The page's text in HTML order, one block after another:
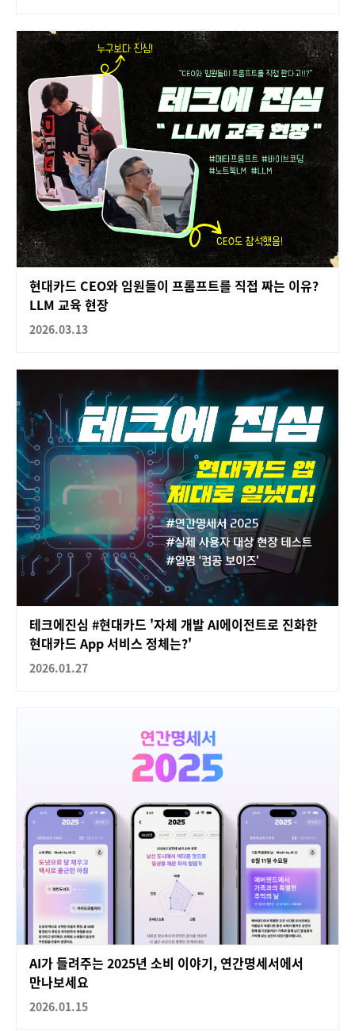
현대카드 CEO와 임원들이 프롬프트를 직접 짜는 이유?
LLM 교육 현장
2026.03.13
테크에진심 #현대카드 '자체 개발 AI에이전트로 진화한
현대카드 App 서비스 정체는?'
2026.01.27
AI가 들려주는 2025년 소비 이야기, 연간명세서에서
만나보세요
2026.01.15